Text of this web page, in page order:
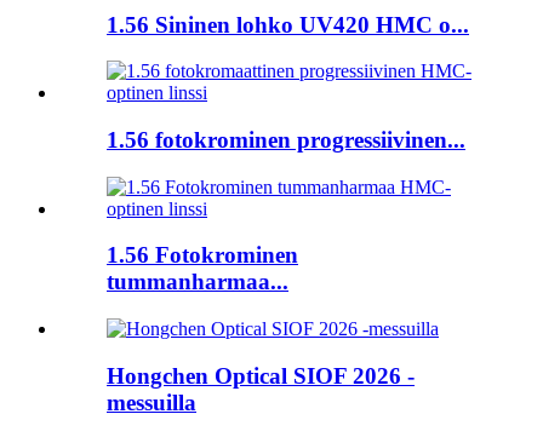
1.56 Sininen lohko UV420 HMC o...
1.56 fotokrominen progressiivinen...
1.56 Fotokrominen
tummanharmaa...
Hongchen Optical SIOF 2026 -
messuilla